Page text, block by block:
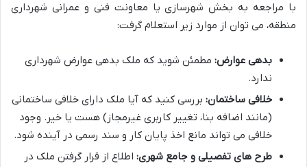
با مراجعه به بخش شهرسازی یا معاونت فنی و عمرانی شهرداری
منطقه، می توان از موارد زیر استعلام گرفت:
بدهی عوارض: مطمئن شوید که ملک بدهی عوارض شهرداری
ندارد.
خلافی ساختمان: بررسی کنید که آیا ملک دارای خلافی ساختمانی
(مانند اضافه بنا، تغییر کاربری غیرمجاز) هست یا خیر. وجود
خلافی می تواند مانع اخذ پایان کار و سند رسمی در آینده شود.
طرح های تفصیلی و جامع شهری: اطلاع از قرار گرفتن ملک در